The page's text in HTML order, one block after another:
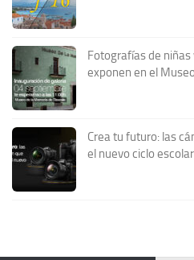
Fotografías de
exponen en el
Crea tu futuro: las
el nuevo ciclo escolar